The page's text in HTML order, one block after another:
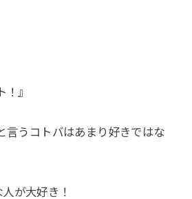
』
言うコトバはあまり好きではな
が大好き！